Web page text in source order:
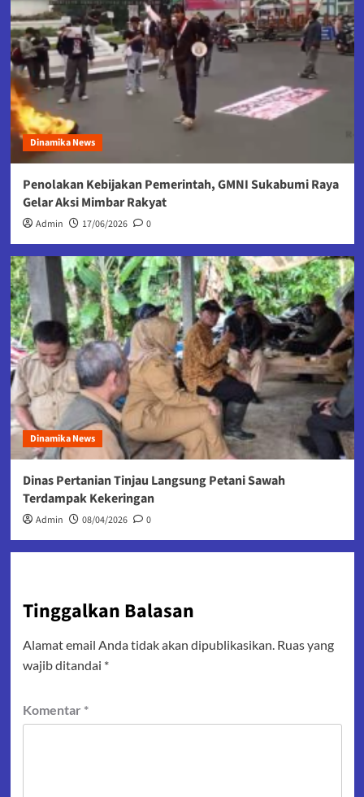
Dinamika News
Penolakan Kebijakan Pemerintah, GMNI Sukabumi Raya
Gelar Aksi Mimbar Rakyat
Admin 17/06/2026 0
Dinamika News
Dinas Pertanian Tinjau Langsung Petani Sawah
Terdampak Kekeringan
Admin 08/04/2026 0
Tinggalkan Balasan
Alamat email Anda tidak akan dipublikasikan. Ruas yang
wajib ditandai *
Komentar *